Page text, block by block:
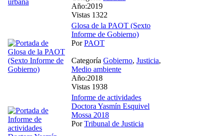
Año:2019
Vistas 1322
Glosa de la PAOT (Sexto
Informe de Gobierno)
PorPAOT
Categoría Gobierno, Justicia,
Medio ambiente
Año:2018
Vistas 1938
Informe de actividades
Doctora Yasmín Esquivel
Mossa 2018
PorTribunal de Justicia